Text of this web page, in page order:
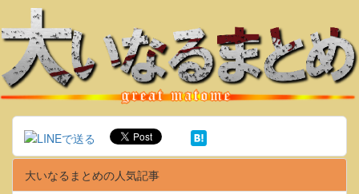
大いなるまとめの人気記事